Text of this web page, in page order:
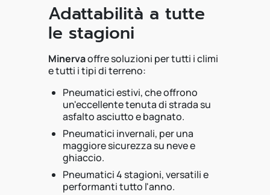
Adattabilità a tutte
le stagioni
Minervaoffre soluzioni per tutti i climi
e tutti i tipi di terreno:
Pneumatici estivi, che offrono
un'eccellente tenuta di strada su
asfalto asciutto e bagnato.
Pneumatici invernali, per una
maggiore sicurezza su neve e
ghiaccio.
Pneumatici 4 stagioni, versatili e
performanti tutto l'anno.